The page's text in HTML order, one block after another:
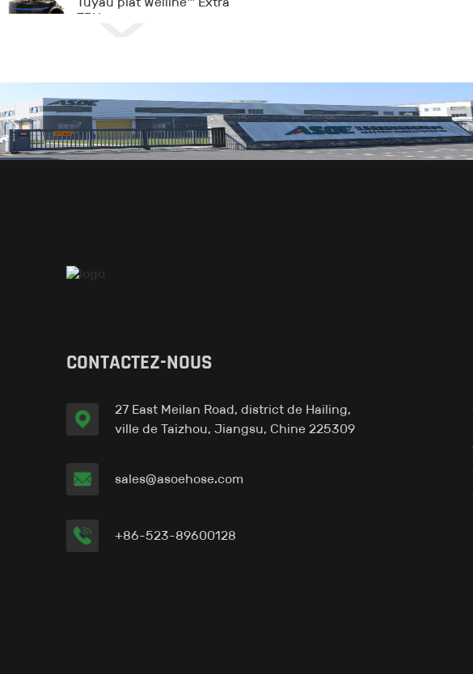
TPU
Longman™ Tuyau plat en
NBR
Tuyau-in Liner™ H
CONTACTEZ-NOUS
27 East Meilan Road, district de Hailing,
ville de Taizhou, Jiangsu, Chine 225309
sales@asoehose.com
+86-523-89600128